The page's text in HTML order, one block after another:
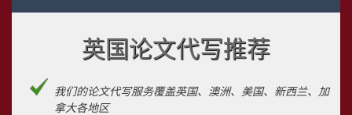
英国论文代写推荐
我们的论文代写服务覆盖英国、澳洲、美国、新西兰、加
拿大各地区